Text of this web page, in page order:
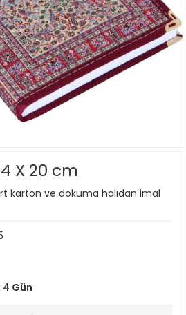
X 20 cm
karton ve dokuma halıdan imal
4 Gün